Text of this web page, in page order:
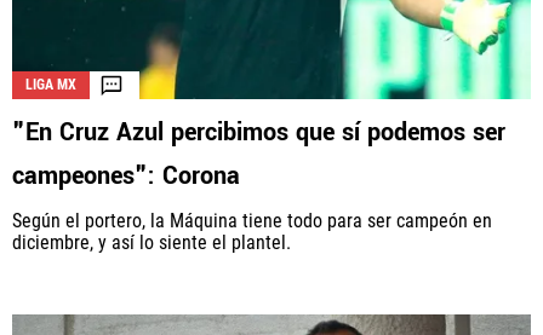
LIGA MX
"En Cruz Azul percibimos que sí podemos ser
campeones": Corona
Según el portero, la Máquina tiene todo para ser campeón en
diciembre, y así lo siente el plantel.